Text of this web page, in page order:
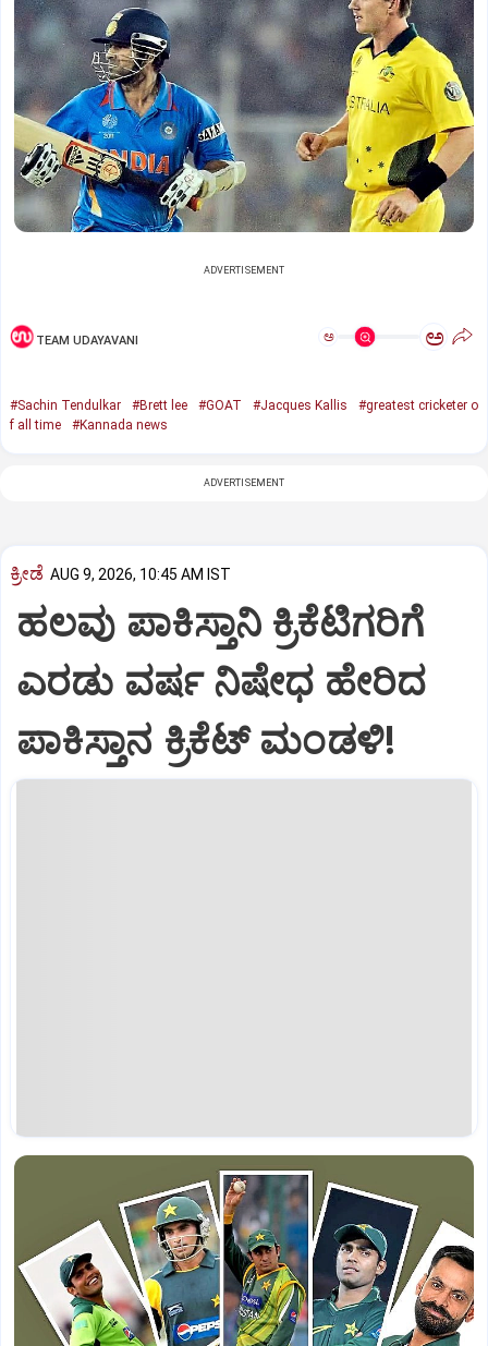
ADVERTISEMENT
TEAM UDAYAVANI ಅ ಅ
#Sachin Tendulkar #Brett lee #GOAT #Jacques Kallis
#greatest cricketer o
f all time
#Kannada news
ADVERTISEMENT
ಕ್ರೀಡೆ AUG 9, 2026, 10:45 AM IST
ಹಲವು ಪಾಕಿಸ್ತಾನಿ ಕ್ರಿಕೆಟಿಗರಿಗೆ
ಎರಡು ವರ್ಷ ನಿಷೇಧ ಹೇರಿದ
ಪಾಕಿಸ್ತಾನ ಕ್ರಿಕೆಟ್‌ ಮಂಡಳಿ!